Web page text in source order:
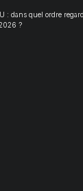
: dans quel ordre
?